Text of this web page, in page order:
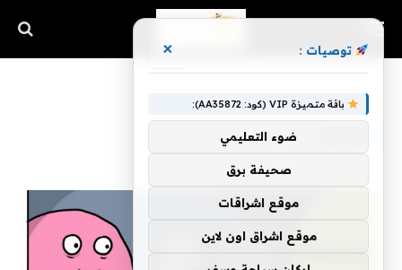
توصيات : ×
باقة متميزة VIP (كود: AA35872):
ضوء التعليمي
صحيفة برق
موقع اشراقات
موقع اشراق اون لاين